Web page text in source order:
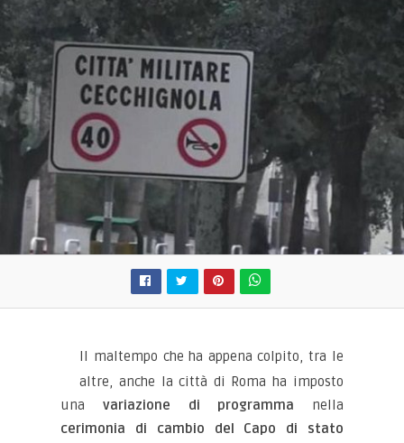
Il maltempo che ha appena colpito, tra le
altre, anche la città di Roma ha imposto
una variazione di programma nella
cerimonia di cambio del Capo di stato